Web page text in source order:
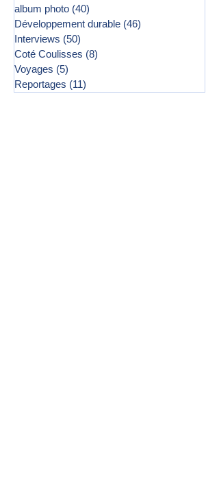
album photo (40)
Développement durable (46)
Interviews (50)
Coté Coulisses (8)
Voyages (5)
Reportages (11)